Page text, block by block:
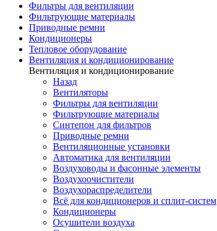
Фильтры для вентиляции
Фильтрующие материалы
Приводные ремни
Кондиционеры
Тепловое оборудование
Вентиляция и кондиционирование
Вентиляция и кондиционирование
Назад
Вентиляторы
Фильтры для вентиляции
Фильтрующие материалы
Синтепон для фильтров
Приводные ремни
Вентиляционные установки
Автоматика для вентиляции
Воздуховоды и фасонные элементы
Воздухоочистители
Воздухораспределители
Всё для кондиционеров и сплит-систем
Кондиционеры
Осушители воздуха